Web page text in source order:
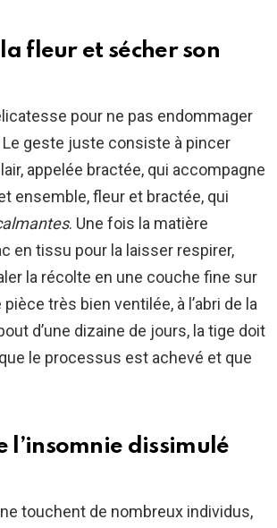
fleur et sécher son
pour ne pas endommager
Le geste juste consiste à pincer
appelée bractée, qui accompagne
ensemble, fleur et bractée, qui
. Une fois la matière
en tissu pour la laisser respirer,
la récolte en une couche fine sur
très bien ventilée, à l’abri de la
d’une dizaine de jours, la tige doit
le processus est achevé et que
dissimulé
touchent de nombreux individus,